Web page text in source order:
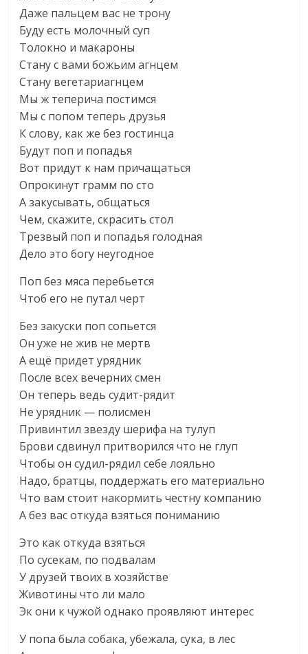
Даже пальцем вас не трону
Буду есть молочный суп
Толокно и макароны
Стану с вами божьим агнцем
Стану вегетариагнцем
Мы ж теперича постимся
Мы с попом теперь друзья
К слову, как же без гостинца
Будут поп и попадья
Вот придут к нам причащаться
Опрокинут грамм по сто
А закусывать, общаться
Чем, скажите, скрасить стол
Трезвый поп и попадья голодная
Дело это богу неугодное
Поп без мяса перебьется
Чтоб его не путал черт
Без закуски поп сопьется
Он уже не жив не мертв
А ещё придет урядник
После всех вечерних смен
Он теперь ведь судит-рядит
Не урядник — полисмен
Привинтил звезду шерифа на тулуп
Брови сдвинул притворился что не глуп
Чтобы он судил-рядил себе лояльно
Надо, братцы, поддержать его материально
Что вам стоит накормить честну компанию
А без вас откуда взяться пониманию
Это как откуда взяться
По сусекам, по подвалам
У друзей твоих в хозяйстве
Животины что ли мало
Эк они к чужой однако проявляют интерес
У попа была собака, убежала, сука, в лес